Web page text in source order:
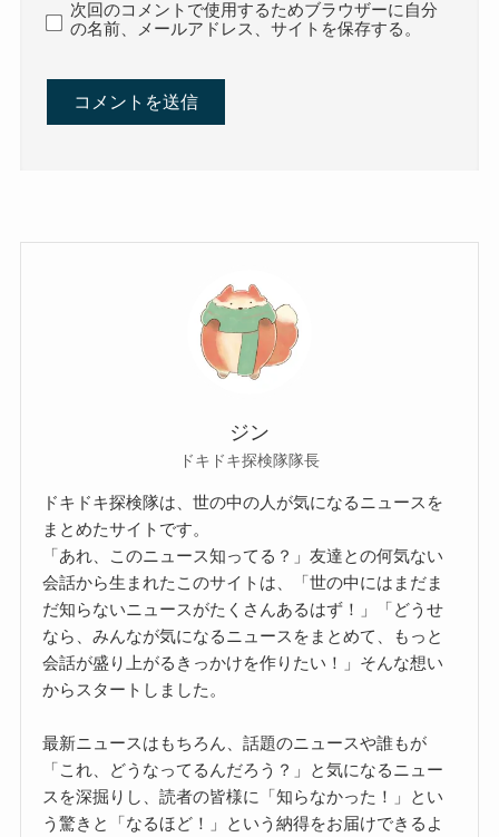
次回のコメントで使用するためブラウザーに自分
の名前、メールアドレス、サイトを保存する。
ジン
ドキドキ探検隊隊長
ドキドキ探検隊は、世の中の人が気になるニュースを
まとめたサイトです。
「あれ、このニュース知ってる？」友達との何気ない
会話から生まれたこのサイトは、「世の中にはまだま
だ知らないニュースがたくさんあるはず！」「どうせ
なら、みんなが気になるニュースをまとめて、もっと
会話が盛り上がるきっかけを作りたい！」そんな想い
からスタートしました。
最新ニュースはもちろん、話題のニュースや誰もが
「これ、どうなってるんだろう？」と気になるニュー
スを深掘りし、読者の皆様に「知らなかった！」とい
う驚きと「なるほど！」という納得をお届けできるよ